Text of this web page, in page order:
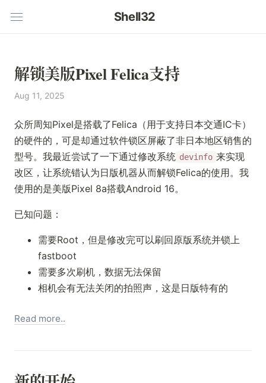
Shell32
解锁美版Pixel Felica支持
Aug 11, 2025
众所周知Pixel是搭载了Felica（用于支持日本交通IC卡）
的硬件的，可是却通过软件锁区屏蔽了非日本地区销售的
型号。我最近尝试了一下通过修改系统 devinfo 来实现
改区，让系统错认为日版机器从而解锁Felica的使用。我
使用的是美版Pixel 8a搭载Android 16。
已知问题：
需要Root，但是修改完可以刷回原版系统并锁上
fastboot
需要多次刷机，数据无法保留
相机会有无法关闭的拍照声，这是日版特有的
Read more..